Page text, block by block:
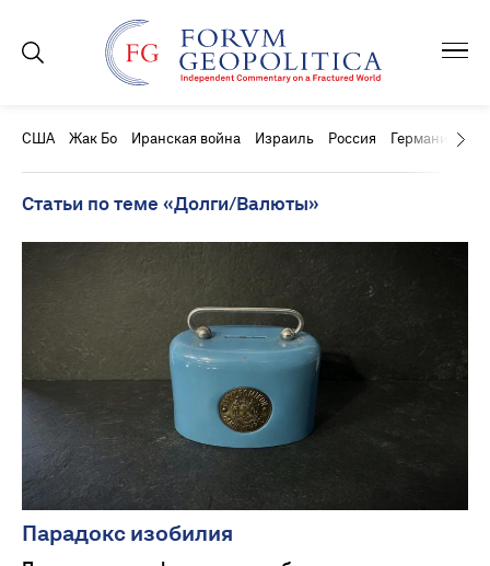
США Жак Бо Иранская война Израиль Россия Германия
Статьи по теме «Долги/Валюты»
Парадокс изобилия